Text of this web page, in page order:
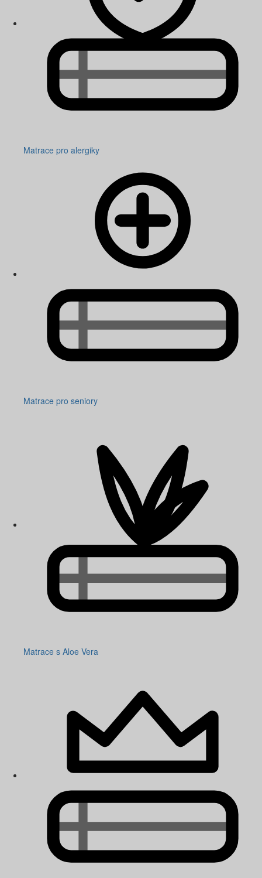
Matrace pro alergiky
Matrace pro seniory
Matrace s Aloe Vera